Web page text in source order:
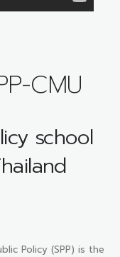
CMU
school
Policy (SPP) is the